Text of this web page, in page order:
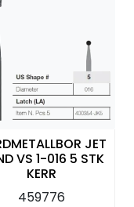
JET
VS 1-016 5 STK
KERR
459776